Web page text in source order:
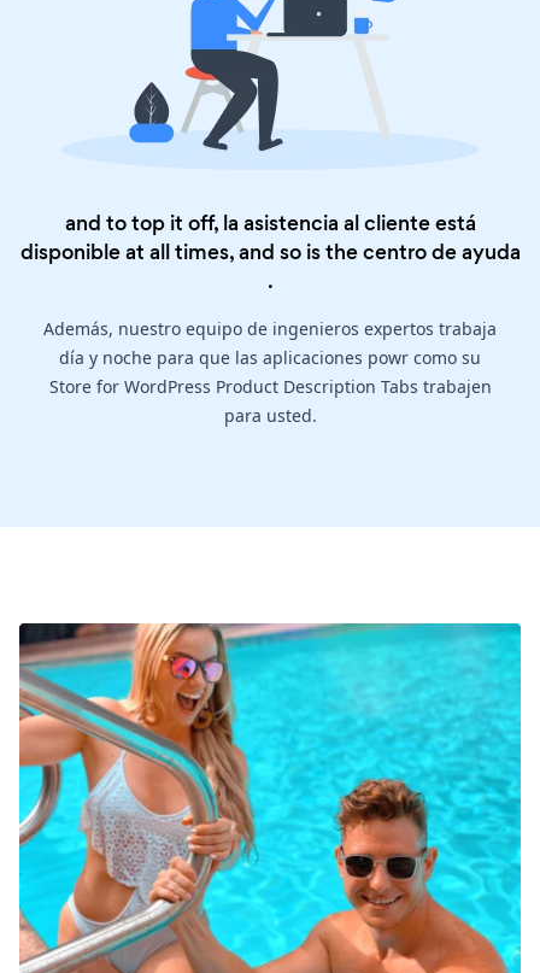
and to top it off, la asistencia al cliente está
disponible at all times, and so is thecentro de ayuda
.
Además, nuestro equipo de ingenieros expertos trabaja
día y noche para que las aplicaciones powr como su
Store for WordPress Product Description Tabs trabajen
para usted.